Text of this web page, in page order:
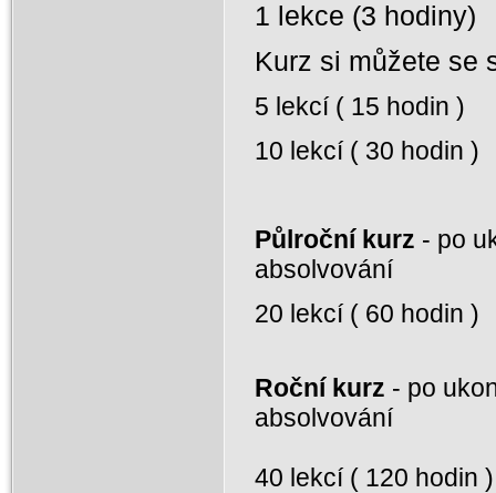
1 lekce (3
Kurz si můžete se
5 lekcí ( 15 hodin
10 lekcí ( 30
Půlroční kurz - po
absolvování
20 lekcí ( 60 hodin
Roční kurz - po
absolvování
40 lekcí ( 120